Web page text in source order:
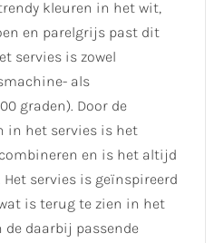
kleuren in het wit,
en parelgrijs past dit
servies is zowel
als
graden). Door de
in het servies is het
en is het altijd
servies is geïnspireerd
is terug te zien in het
de daarbij passende